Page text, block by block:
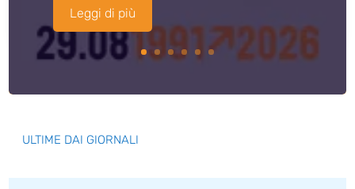
Leggi di più
ULTIME DAI GIORNALI